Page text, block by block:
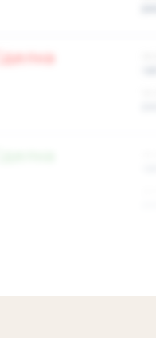
Сделка